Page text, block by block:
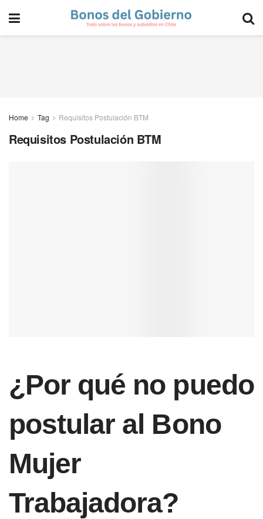
Home Tag Requisitos Postulación BTM
Requisitos Postulación BTM
¿Por qué no puedo
postular al Bono
Mujer
Trabajadora?